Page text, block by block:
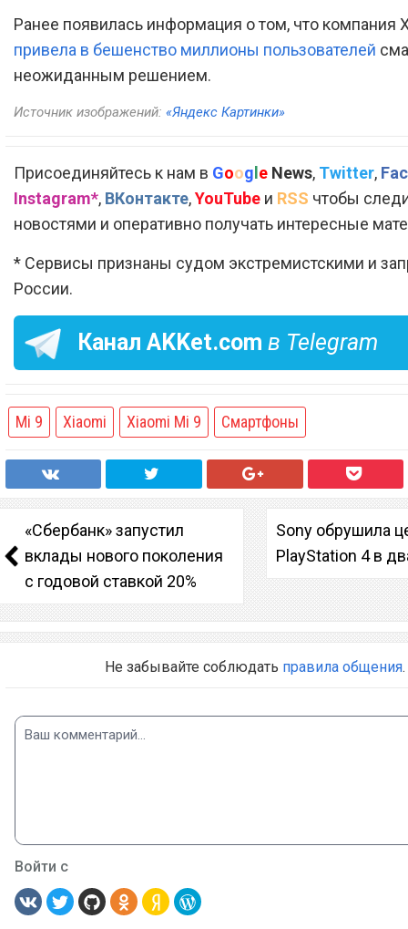
Ранее появилась информация о том, что компания
привела в бешенство миллионы пользователей
неожиданным решением.
Источник изображений: «Яндекс Картинки»
Присоединяйтесь к нам в Google News, Twitter,
Instagram*, ВКонтакте,YouTube и RSS чтобы
новостями и оперативно получать интересные
* Сервисы признаны судом экстремистскими и
России.
Канал AKKet.com в Telegram
Mi 9 Xiaomi Xiaomi Mi 9 Смартфоны
«Сбербанк» запустил
вклады нового поколения
с годовой ставкой 20%
Sony обрушила
PlayStation 4 в
Не забывайте соблюдать правила общения.
Войти с